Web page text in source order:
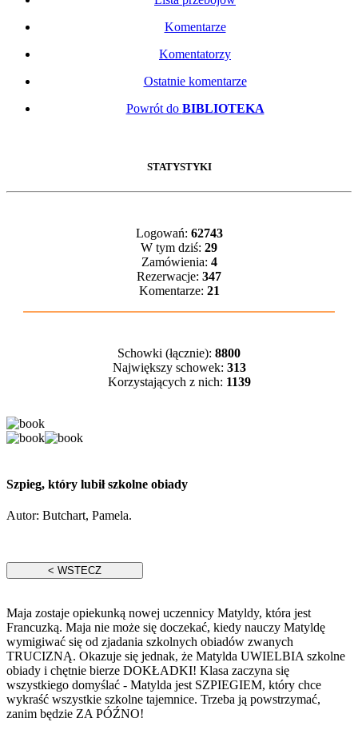
Komentarze
Komentatorzy
Ostatnie komentarze
Powrót do BIBLIOTEKA
STATYSTYKI
Logowań: 62743
W tym dziś: 29
Zamówienia: 4
Rezerwacje: 347
Komentarze: 21
Schowki (łącznie): 8800
Największy schowek: 313
Korzystających z nich: 1139
Szpieg, który lubił szkolne obiady
Autor: Butchart, Pamela.
Maja zostaje opiekunką nowej uczennicy Matyldy, która jest
Francuzką. Maja nie może się doczekać, kiedy nauczy Matyldę
wymigiwać się od zjadania szkolnych obiadów zwanych
TRUCIZNĄ. Okazuje się jednak, że Matylda UWIELBIA szkolne
obiady i chętnie bierze DOKŁADKI! Klasa zaczyna się
wszystkiego domyślać - Matylda jest SZPIEGIEM, który chce
wykraść wszystkie szkolne tajemnice. Trzeba ją powstrzymać,
zanim będzie ZA PÓŹNO!